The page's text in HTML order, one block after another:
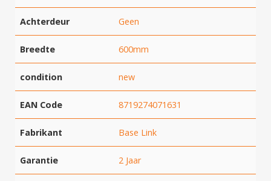
Achterdeur Geen
Breedte 600mm
condition new
EAN Code 8719274071631
Fabrikant Base Link
Garantie 2 Jaar